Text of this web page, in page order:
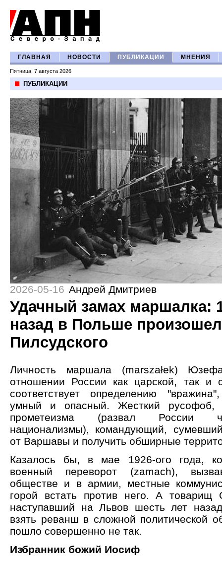
ГЛАВНАЯ НОВОСТИ ПУБЛИКАЦИИ МНЕНИЯ
Пятница, 7 августа 2026
ПУБЛИКАЦИИ
2026-05-16 Андрей Дмитриев
Удачный замах маршалка:
назад в Польше
Пилсудского
Личность маршала (marszałek)
отношении России как царской, так и
соответствует определению
умный и опасный. Жесткий русофоб,
прометеизма (развал России
национализмы), командующий,
от Варшавы и получить обширные
Казалось бы, в мае 1926-ого года,
военный переворот (zamach),
обществе и в армии, местные
горой встать против него. А товарищ
наступавший на Львов шесть лет
взять реванш в сложной политической
пошло совершенно не так.
Избранник божий Иосиф